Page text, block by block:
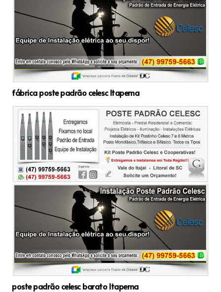
fábrica poste padrão celesc Itapema
poste padrão celesc barato Itapema